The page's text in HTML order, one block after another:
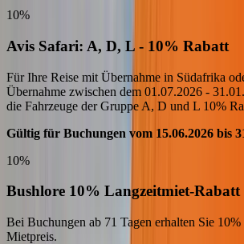
10%
Avis Safari: A, D, L - 10% Rabatt
Für Ihre Reise mit Übernahme in Südafrika
Übernahme zwischen dem 01.07.2026 -
die Fahrzeuge der Gruppe A, D und L 10%
Gültig für Buchungen vom 15.06.2026 bis
10%
Bushlore 10% Langzeitmiet-Rabatt
Bei Buchungen ab 71 Tagen erhalten Sie 10%
Mietpreis.